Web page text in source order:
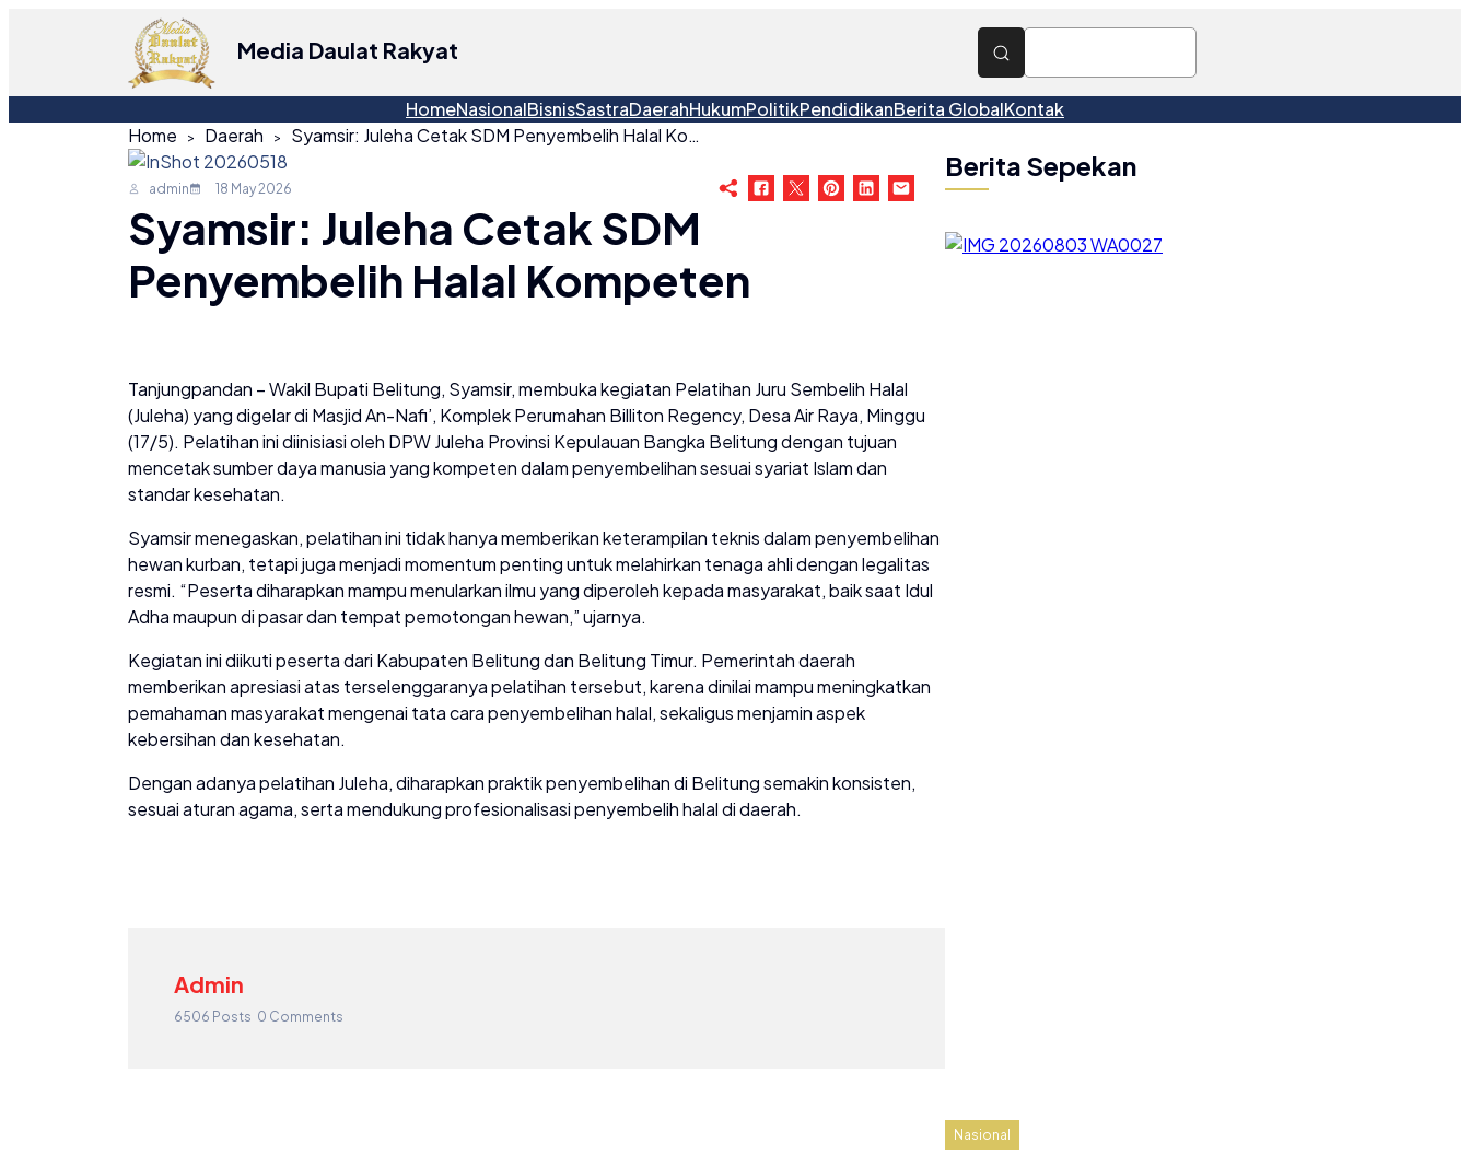
Media Daulat Rakyat
HomeNasionalBisnisSastraDaerahHukumPolitikPendidikanBerita GlobalKontak
Home
Daerah Syamsir: Juleha Cetak SDM Penyembelih Halal Kompeten
admin 18 May 2026
Syamsir: Juleha Cetak SDM
Penyembelih Halal Kompeten
Tanjungpandan – Wakil Bupati Belitung, Syamsir, membuka kegiatan Pelatihan Juru Sembelih Halal
(Juleha) yang digelar di Masjid An-Nafi’, Komplek Perumahan Billiton Regency, Desa Air Raya, Minggu
(17/5). Pelatihan ini diinisiasi oleh DPW Juleha Provinsi Kepulauan Bangka Belitung dengan tujuan
mencetak sumber daya manusia yang kompeten dalam penyembelihan sesuai syariat Islam dan
standar kesehatan.
Syamsir menegaskan, pelatihan ini tidak hanya memberikan keterampilan teknis dalam penyembelihan
hewan kurban, tetapi juga menjadi momentum penting untuk melahirkan tenaga ahli dengan legalitas
resmi. “Peserta diharapkan mampu menularkan ilmu yang diperoleh kepada masyarakat, baik saat Idul
Adha maupun di pasar dan tempat pemotongan hewan,” ujarnya.
Kegiatan ini diikuti peserta dari Kabupaten Belitung dan Belitung Timur. Pemerintah daerah
memberikan apresiasi atas terselenggaranya pelatihan tersebut, karena dinilai mampu meningkatkan
pemahaman masyarakat mengenai tata cara penyembelihan halal, sekaligus menjamin aspek
kebersihan dan kesehatan.
Dengan adanya pelatihan Juleha, diharapkan praktik penyembelihan di Belitung semakin konsisten,
sesuai aturan agama, serta mendukung profesionalisasi penyembelih halal di daerah.
Admin
6506 Posts 0 Comments
Berita Sepekan
Nasional